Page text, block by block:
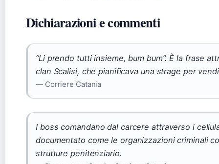
Dichiarazioni e commenti
“Li prendo tutti insieme, bum bum”. È la frase
clan Scalisi, che pianificava una strage per
— Corriere Catania
I boss comandano dal carcere attraverso i
documentato come le organizzazioni criminali
strutture penitenziario.